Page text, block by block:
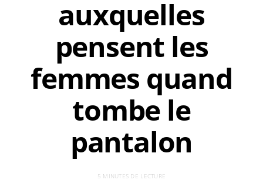
auxquelles
pensent les
femmes quand
tombe le
pantalon
5 MINUTES DE LECTURE